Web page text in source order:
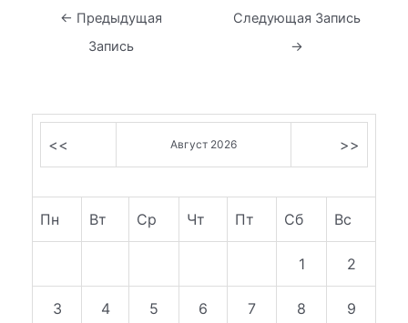
Навигация
← Предыдущая
Запись
Следующая Запись
→
<< Август 2026 >>
Пн Вт Ср Чт Пт Сб Вс
1 2
3 4 5 6 7 8 9